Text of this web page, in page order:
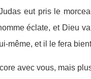
eut pris le
éclate, et Dieu
même, et il le fera
avec vous, mais